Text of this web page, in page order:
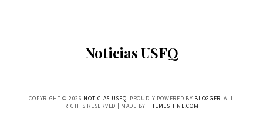
Noticias USFQ
COPYRIGHT © 2026 NOTICIAS USFQ . PROUDLY POWERED BY BLOGGER . ALL
RIGHTS RESERVED | MADE BY THEMESHINE.COM